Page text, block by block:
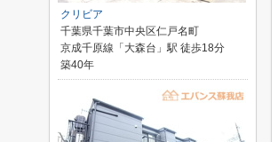
クリビア
千葉県千葉市中央区仁戸名町
京成千原線「大森台」駅 徒歩18分
築40年